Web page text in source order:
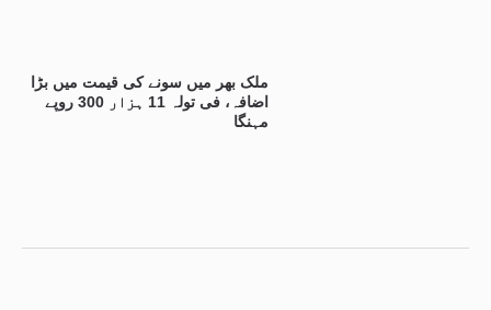
ملک بھر میں سونے کی قیمت میں بڑا
اضافہ، فی تولہ 11 ہزار 300 روپے
مہنگا